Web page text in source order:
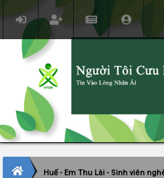
Huế - Em Thu Lài - Sinh viên